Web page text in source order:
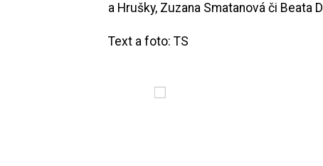
a Hrušky, Zuzana Smatanová či Beata
Text a foto: TS